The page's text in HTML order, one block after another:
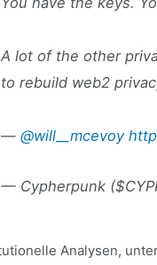
A lot of the other
to rebuild web2
—@will__mcevoy
— Cypherpunk
Analysen,